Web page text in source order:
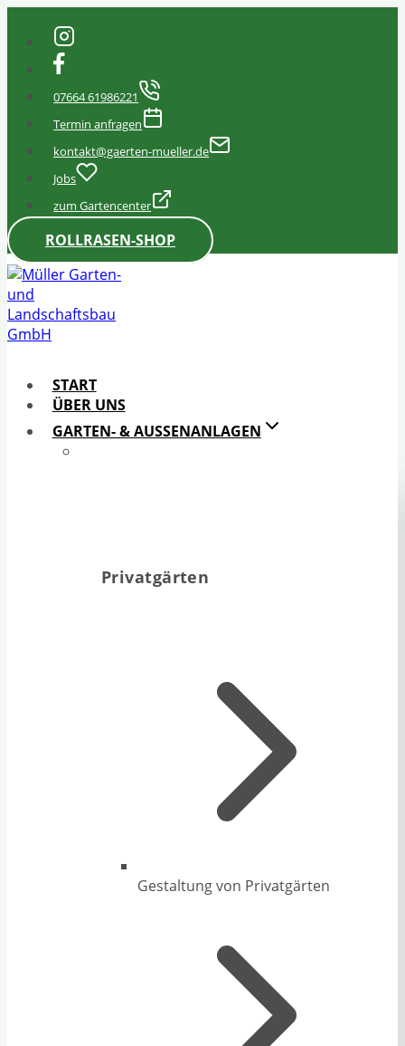
Inhalt
springen
07664 61986221
Termin anfragen
kontakt@gaerten-mueller.de
Jobs
zum Gartencenter
ROLLRASEN-SHOP
START
ÜBER UNS
GARTEN- & AUSSENANLAGEN
Privatgärten
Gestaltung von Privatgärten